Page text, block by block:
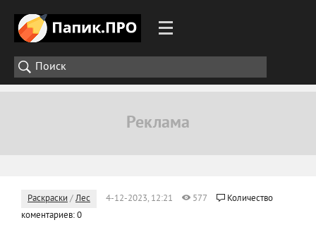
Раскраски /Лес 4-12-2023, 12:21 577
Количество
коментариев: 0